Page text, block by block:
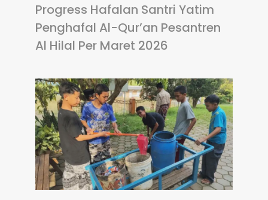
Progress Hafalan Santri Yatim
Penghafal Al-Qur’an Pesantren
Al Hilal Per Maret 2026